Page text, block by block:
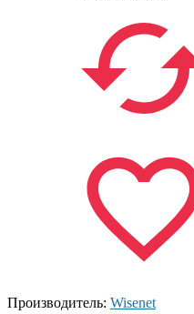
Производитель: Wisenet